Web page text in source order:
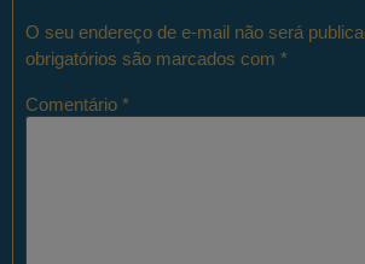
O seu endereço de e-mail não será
obrigatórios são marcados com *
Comentário *